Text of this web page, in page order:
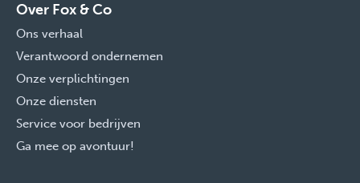
Over Fox & Co
Ons verhaal
Verantwoord ondernemen
Onze verplichtingen
Onze diensten
Service voor bedrijven
Ga mee op avontuur!